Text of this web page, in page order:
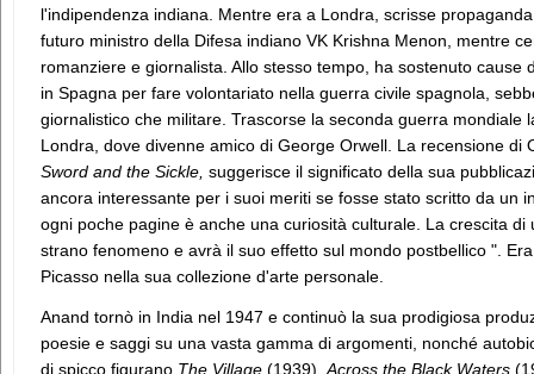
l'indipendenza indiana. Mentre era a Londra, scrisse
futuro ministro della Difesa indiano VK Krishna Menon, mentre
romanziere e giornalista. Allo stesso tempo, ha sostenuto
in Spagna per fare volontariato nella guerra civile spagnola,
giornalistico che militare. Trascorse la seconda guerra mondiale
Londra, dove divenne amico di George Orwell. La recensione
Sword and the Sickle, suggerisce il significato della sua
ancora interessante per i suoi meriti se fosse stato scritto da un
ogni poche pagine è anche una curiosità culturale. La crescita
strano fenomeno e avrà il suo effetto sul mondo postbellico ".
Picasso nella sua collezione d'arte personale.
Anand tornò in India nel 1947 e continuò la sua prodigiosa
poesie e saggi su una vasta gamma di argomenti, nonché
di spicco figurano The Village (1939), Across the Black Waters